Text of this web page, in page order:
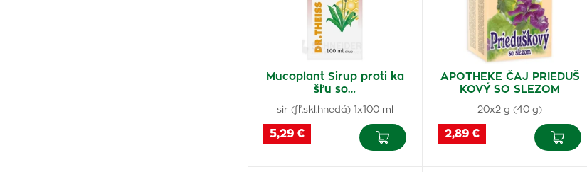
Mucoplant Sirup proti ka
šľu so…
sir (fľ.skl.hnedá) 1x100 ml
5,29 €
APOTHEKE ČAJ PRIEDUŠ
KOVÝ SO SLEZOM
20x2 g (40 g)
2,89 €